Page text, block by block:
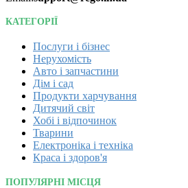
КАТЕГОРІЇ
Послуги і бізнес
Нерухомість
Авто і запчастини
Дім і сад
Продукти харчування
Дитячий світ
Хобі і відпочинок
Тварини
Електроніка і техніка
Краса і здоров'я
ПОПУЛЯРНІ МІСЦЯ